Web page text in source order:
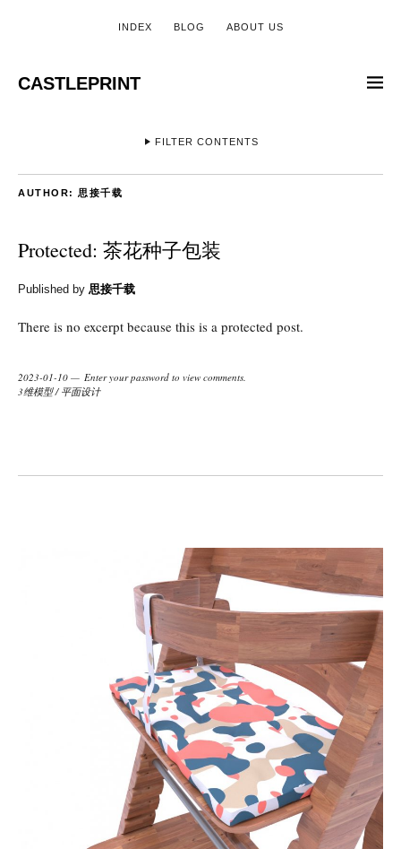
INDEX BLOG ABOUT US
CASTLEPRINT
FILTER CONTENTS
AUTHOR: 思接千载
Protected: 茶花种子包装
Published by 思接千载
There is no excerpt because this is a protected post.
2023-01-10
Enter your password to view comments.
3维模型/ 平面设计